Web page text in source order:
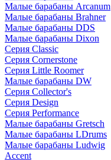
Малые барабаны Arcanum
Малые барабаны Brahner
Малые барабаны DDS
Малые барабаны Dixon
Серия Classic
Серия Cornerstone
Серия Little Roomer
Малые барабаны DW
Серия Collector's
Серия Design
Серия Performance
Малые барабаны Gretsch
Малые барабаны LDrums
Малые барабаны Ludwig
Accent